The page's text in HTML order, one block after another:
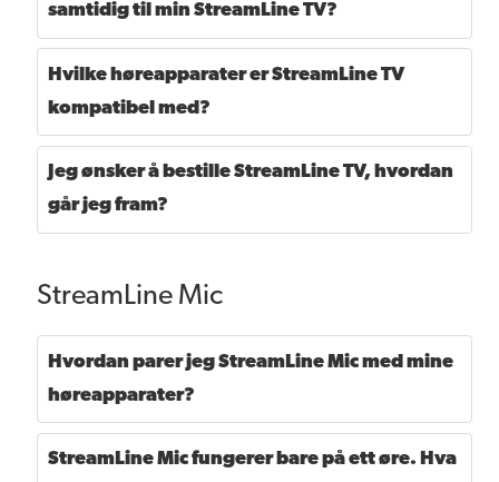
samtidig til min StreamLine TV?
Hvilke høreapparater er StreamLine TV
kompatibel med?
Jeg ønsker å bestille StreamLine TV, hvordan
går jeg fram?
StreamLine Mic
Hvordan parer jeg StreamLine Mic med mine
høreapparater?
StreamLine Mic fungerer bare på ett øre. Hva